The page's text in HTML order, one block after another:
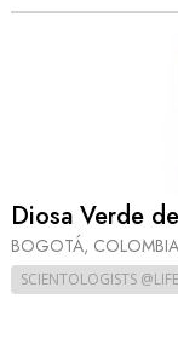
Diosa Verde
BOGOTÁ, COLOMBIA
SCIENTOLOGISTS @LIFE